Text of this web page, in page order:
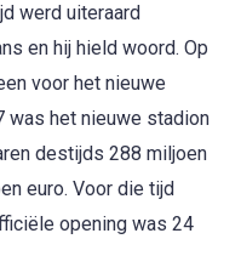
werd uiteraard
en hij hield woord. Op
voor het nieuwe
was het nieuwe stadion
destijds 288 miljoen
euro. Voor die tijd
opening was 24